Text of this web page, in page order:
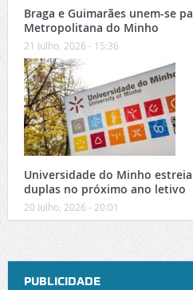
Braga e Guimarães unem-se
Metropolitana do Minho
21 Julho, 2026 - 15:36
Universidade do Minho
duplas no próximo ano letivo
20 Julho, 2026 - 20:01
PUBLICIDADE